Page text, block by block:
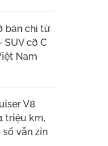
bán chỉ từ
SUV cỡ C
Nam
V8
triệu km,
vẫn zin